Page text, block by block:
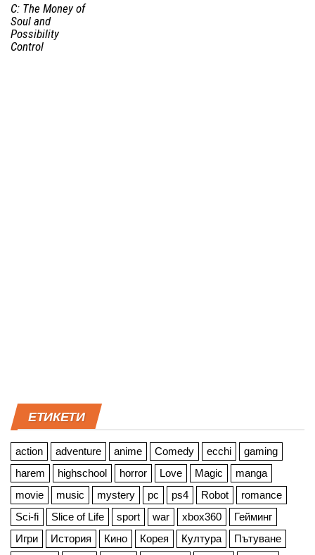
C: The Money of
Soul and
Possibility
Control
ЕТИКЕТИ
action adventure anime Comedy ecchi
gaming
harem
highschool horror Love Magic
manga
movie
music mystery pc ps4 Robot
romance
Sci-fi
Slice of Life sport war xbox360
Гейминг
Игри
История Кино Корея Култура
Пътуване